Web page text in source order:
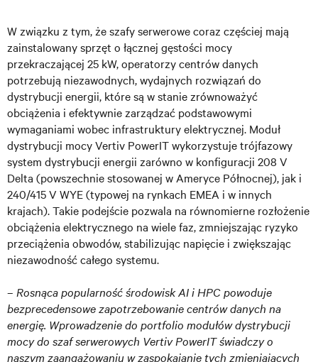
W związku z tym, że szafy serwerowe coraz częściej mają
zainstalowany sprzęt o łącznej gęstości mocy
przekraczającej 25 kW, operatorzy centrów danych
potrzebują niezawodnych, wydajnych rozwiązań do
dystrybucji energii, które są w stanie zrównoważyć
obciążenia i efektywnie zarządzać podstawowymi
wymaganiami wobec infrastruktury elektrycznej. Moduł
dystrybucji mocy Vertiv PowerIT wykorzystuje trójfazowy
system dystrybucji energii zarówno w konfiguracji 208 V
Delta (powszechnie stosowanej w Ameryce Północnej), jak i
240/415 V WYE (typowej na rynkach EMEA i w innych
krajach). Takie podejście pozwala na równomierne rozłożenie
obciążenia elektrycznego na wiele faz, zmniejszając ryzyko
przeciążenia obwodów, stabilizując napięcie i zwiększając
niezawodność całego systemu.
– Rosnąca popularność środowisk AI i HPC powoduje
bezprecedensowe zapotrzebowanie centrów danych na
energię. Wprowadzenie do portfolio modułów dystrybucji
mocy do szaf serwerowych Vertiv PowerIT świadczy o
naszym zaangażowaniu w zaspokajanie tych zmieniających